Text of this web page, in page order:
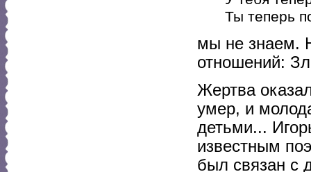
Ты теперь
мы не знаем.
отношений:
Жертва
умер, и
детьми...
известным
был связан с